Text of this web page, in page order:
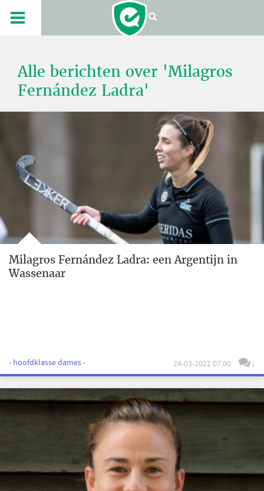
Alle berichten over 'Milagros
Fernández Ladra'
Milagros Fernández Ladra: een Argentijn in
Wassenaar
- hoofdklasse dames - 24-03-2021 07:00 1